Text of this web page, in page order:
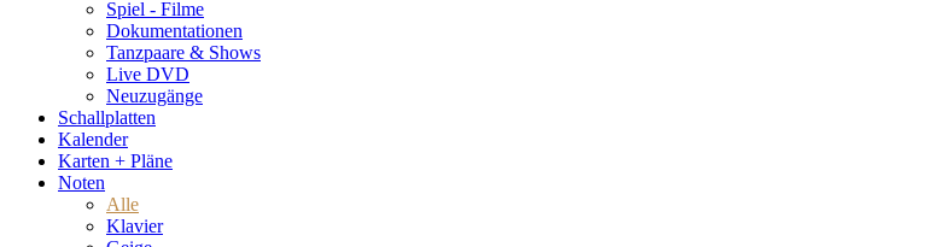
Spiel - Filme
Dokumentationen
Tanzpaare & Shows
Live DVD
Neuzugänge
Schallplatten
Kalender
Karten + Pläne
Noten
Alle
Klavier